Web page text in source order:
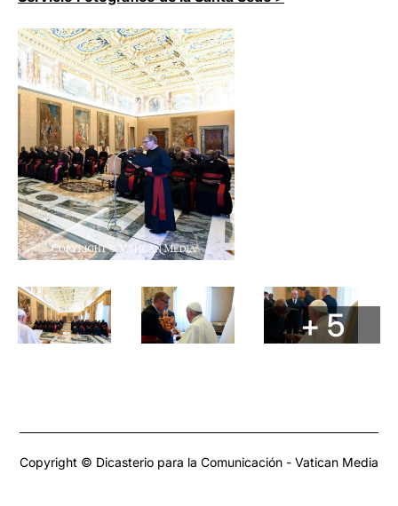
+ 5
Copyright © Dicasterio para la Comunicación - Vatican Media